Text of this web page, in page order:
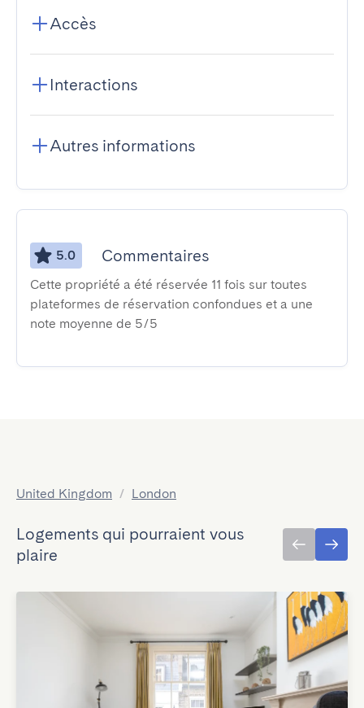
Accès
Interactions
Autres informations
5.0 Commentaires
Cette propriété a été réservée 11 fois sur toutes
plateformes de réservation confondues et a une
note moyenne de 5/5
United Kingdom / London
Logements qui pourraient vous
plaire